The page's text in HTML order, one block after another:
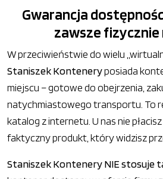
Gwarancja
zawsze fizycznie
W przeciwieństwie do wielu
Staniszek Konteneryposiada
miejscu – gotowe do obejrzenia,
natychmiastowego transportu. To
katalog z internetu. U nas nie
faktyczny produkt, który widzisz
Staniszek Kontenery NIE stosuje